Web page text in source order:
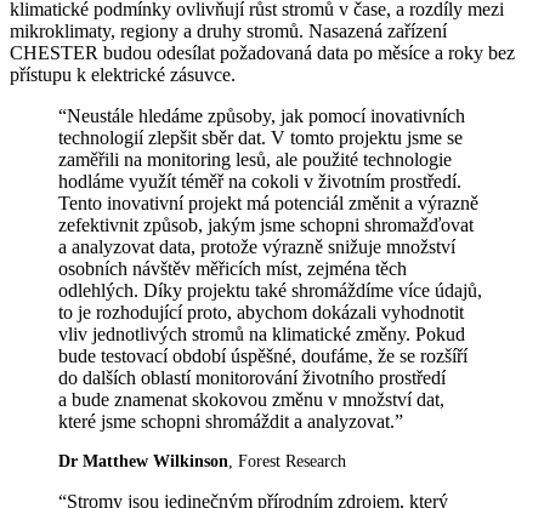
klimatické podmínky ovlivňují růst stromů v čase, a rozdíly mezi
mikroklimaty, regiony a druhy stromů. Nasazená zařízení
CHESTER budou odesílat požadovaná data po měsíce a roky bez
přístupu k elektrické zásuvce.
“Neustále hledáme způsoby, jak pomocí inovativních
technologií zlepšit sběr dat. V tomto projektu jsme se
zaměřili na monitoring lesů, ale použité technologie
hodláme využít téměř na cokoli v životním prostředí.
Tento inovativní projekt má potenciál změnit a výrazně
zefektivnit způsob, jakým jsme schopni shromažďovat
a analyzovat data, protože výrazně snižuje množství
osobních návštěv měřicích míst, zejména těch
odlehlých. Díky projektu také shromáždíme více údajů,
to je rozhodující proto, abychom dokázali vyhodnotit
vliv jednotlivých stromů na klimatické změny. Pokud
bude testovací období úspěšné, doufáme, že se rozšíří
do dalších oblastí monitorování životního prostředí
a bude znamenat skokovou změnu v množství dat,
které jsme schopni shromáždit a analyzovat.”
Dr Matthew Wilkinson , Forest Research
“Stromy jsou jedinečným přírodním zdrojem, který